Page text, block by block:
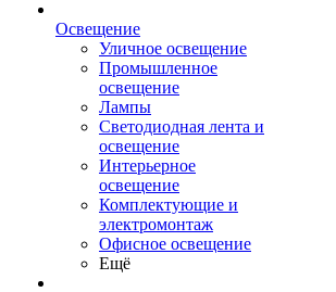
Освещение
Уличное освещение
Промышленное
освещение
Лампы
Светодиодная лента и
освещение
Интерьерное
освещение
Комплектующие и
электромонтаж
Офисное освещение
Ещё